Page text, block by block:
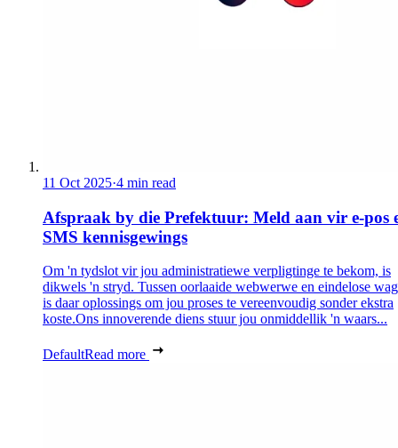
11 Oct 2025·4 min read
Afspraak by die Prefektuur: Meld aan vir e-pos
SMS kennisgewings
Om 'n tydslot vir jou administratiewe verpligtinge te bekom, is
dikwels 'n stryd. Tussen oorlaaide webwerwe en eindelose
is daar oplossings om jou proses te vereenvoudig sonder ekstra
koste.Ons innoverende diens stuur jou onmiddellik 'n waars...
DefaultRead more